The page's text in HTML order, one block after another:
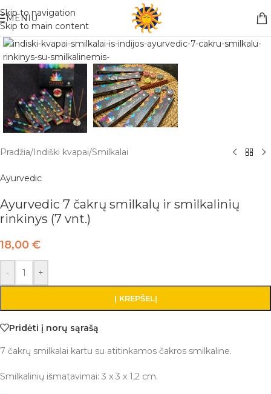
Skip to navigation
Skip to main content
Nemokamas pristatymas į paštomatą apsiperkant už 30€!!
MENIU
Pradžia/Indiški kvapai/Smilkalai
Ayurvedic
Ayurvedic 7 čakrų smilkalų ir smilkalinių
rinkinys (7 vnt.)
18,00 €
- +
Į KREPŠELĮ
Pridėti į norų sąrašą
7 čakrų smilkalai kartu su atitinkamos čakros smilkaline.
Smilkalinių išmatavimai: 3 x 3 x 1,2 cm.